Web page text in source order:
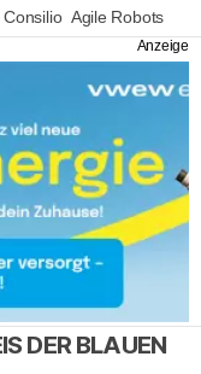
Consilio Agile Robots
DER BLAUEN